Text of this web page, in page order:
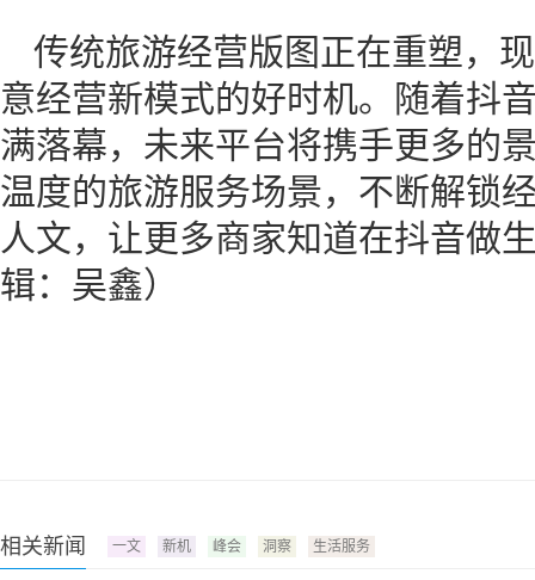
传统旅游经营版图正在重塑，
意经营新模式的好时机。随着抖
满落幕，未来平台将携手更多的
温度的旅游服务场景，不断解锁
人文，让更多商家知道在抖音做
辑：吴鑫）
相关新闻 一文 新机 峰会 洞察 生活服务